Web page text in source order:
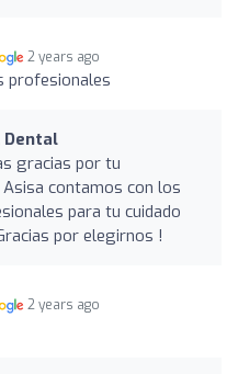
2 years ago
profesionales
Dental
gracias por tu
Asisa contamos con los
para tu cuidado
por elegirnos !
2 years ago